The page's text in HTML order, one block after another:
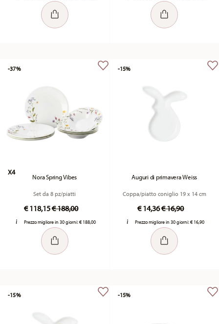
X4
Nora Spring Vibes
Set da 8 pz/piatti
€ 118,15Price reduced from
€ 188,00to
Prezzo migliore in 30 giorni:€ 188,00
-37%
Auguri di primavera Weiss
Coppa/piatto coniglio 19 x 14 cm
€ 14,36Price reduced
€ 16,90to
Prezzo migliore in 30 giorni:€ 16,90
-15%
-15% -15%